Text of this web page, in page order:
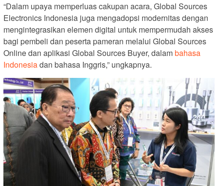
“Dalam upaya memperluas cakupan acara, Global Sources
Electronics Indonesia juga mengadopsi modernitas dengan
mengintegrasikan elemen digital untuk mempermudah akses
bagi pembeli dan peserta pameran melalui Global Sources
Online dan aplikasi Global Sources Buyer, dalambahasa
Indonesiadan bahasa Inggris,” ungkapnya.